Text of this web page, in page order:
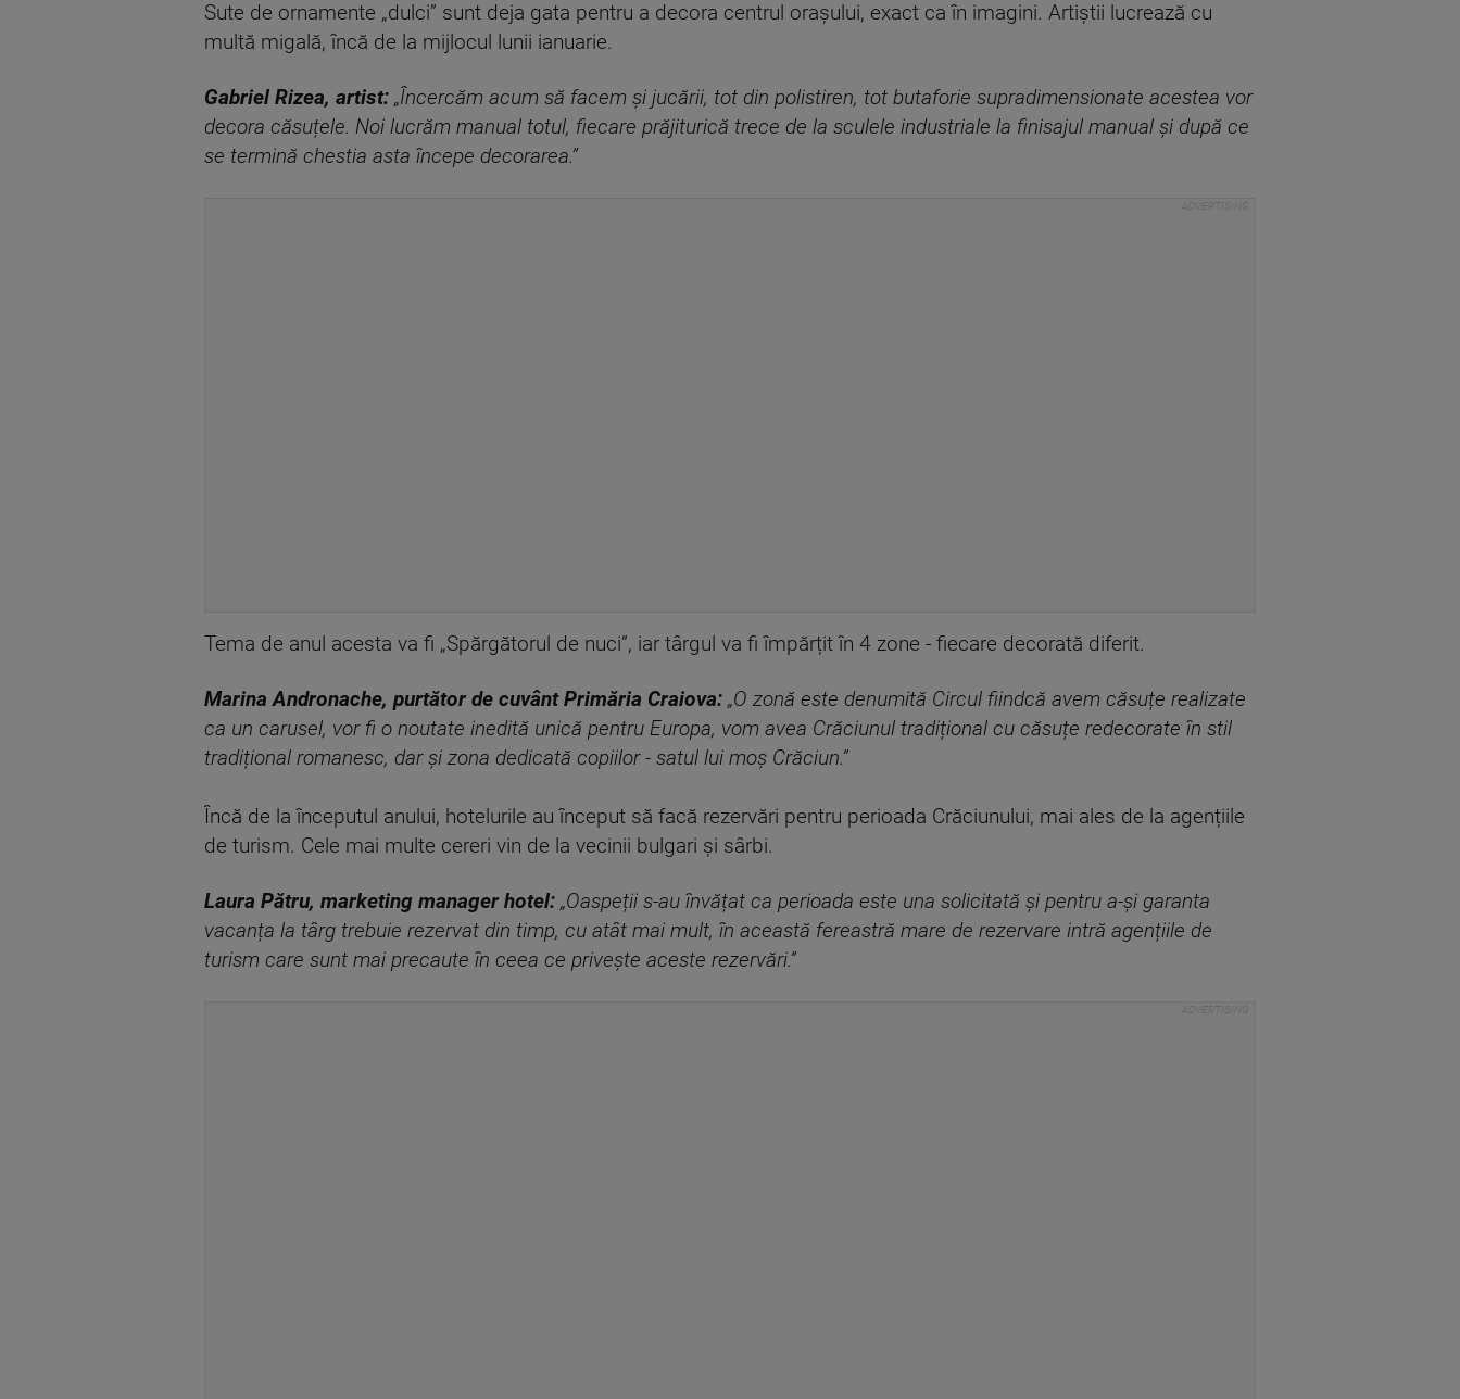
Sute de ornamente „dulci” sunt deja gata pentru a decora centrul orașului, exact ca în imagini. Artiștii lucrează cu
multă migală, încă de la mijlocul lunii ianuarie.
Gabriel Rizea, artist: „Încercăm acum să facem și jucării, tot din polistiren, tot butaforie supradimensionate acestea vor
decora căsuțele. Noi lucrăm manual totul, fiecare prăjiturică trece de la sculele industriale la finisajul manual și după ce
se termină chestia asta începe decorarea.”
Tema de anul acesta va fi „Spărgătorul de nuci”, iar târgul va fi împărțit în 4 zone - fiecare decorată diferit.
Marina Andronache, purtător de cuvânt Primăria Craiova: „O zonă este denumită Circul fiindcă avem căsuțe realizate
ca un carusel, vor fi o noutate inedită unică pentru Europa, vom avea Crăciunul tradițional cu căsuțe redecorate în stil
tradițional romanesc, dar și zona dedicată copiilor - satul lui moș Crăciun.”
Încă de la începutul anului, hotelurile au început să facă rezervări pentru perioada Crăciunului, mai ales de la agențiile
de turism. Cele mai multe cereri vin de la vecinii bulgari și sârbi.
Laura Pătru, marketing manager hotel: „Oaspeții s-au învățat ca perioada este una solicitată și pentru a-și garanta
vacanța la târg trebuie rezervat din timp, cu atât mai mult, în această fereastră mare de rezervare intră agențiile de
turism care sunt mai precaute în ceea ce privește aceste rezervări.”